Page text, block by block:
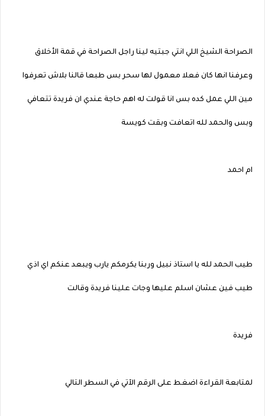
الصراحة الشيخ اللي انتي جبتيه لينا راجل الصراحة في قمة الأخلاق
وعرفنا انها كان فعلا معمول لها سحر بس طبعا قالنا بلاش تعرفوا
مين اللي عمل كده بس انا قولت له اهم حاجة عندي ان فريدة تتعافي
وبس والحمد لله اتعافت وبقت كويسة
ام احمد
طيب الحمد لله يا استاذ نبيل وربنا يكرمكم يارب ويبعد عنكم اي اذي
طيب فين عشان اسلم عليها وجات علينا فريدة وقالت
فريدة
لمتابعة القراءة اضغط على الرقم الآتي في السطر التالي